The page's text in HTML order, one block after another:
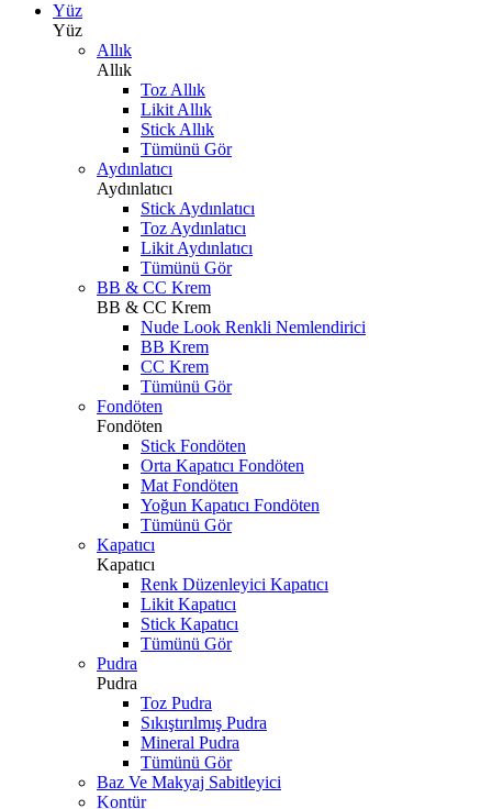
Yüz
Yüz
Allık
Allık
Toz Allık
Likit Allık
Stick Allık
Tümünü Gör
Aydınlatıcı
Aydınlatıcı
Stick Aydınlatıcı
Toz Aydınlatıcı
Likit Aydınlatıcı
Tümünü Gör
BB & CC Krem
BB & CC Krem
Nude Look Renkli Nemlendirici
BB Krem
CC Krem
Tümünü Gör
Fondöten
Fondöten
Stick Fondöten
Orta Kapatıcı Fondöten
Mat Fondöten
Yoğun Kapatıcı Fondöten
Tümünü Gör
Kapatıcı
Kapatıcı
Renk Düzenleyici Kapatıcı
Likit Kapatıcı
Stick Kapatıcı
Tümünü Gör
Pudra
Pudra
Toz Pudra
Sıkıştırılmış Pudra
Mineral Pudra
Tümünü Gör
Baz Ve Makyaj Sabitleyici
Kontür